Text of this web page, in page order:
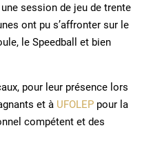
session de jeu de trente
ont pu s’affronter sur le
le Speedball et bien
pour leur présence lors
et à UFOLEP pour la
compétent et des